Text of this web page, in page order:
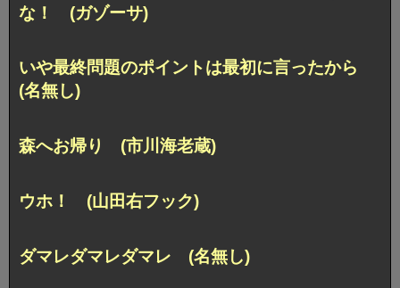
な！ (ガゾーサ)
いや最終問題のポイントは最初に言ったから
(名無し)
森へお帰り (市川海老蔵)
ウホ！ (山田右フック)
ダマレダマレダマレ (名無し)